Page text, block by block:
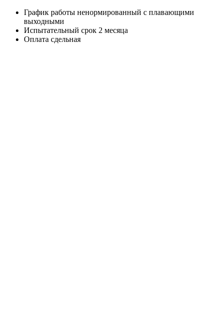
График работы ненормированный с плавающими
выходными
Испытательный срок 2 месяца
Оплата сдельная